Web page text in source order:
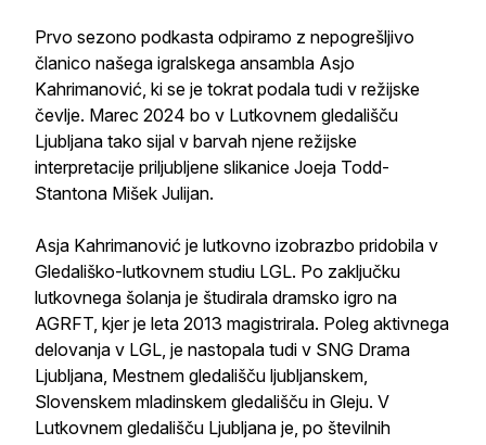
Prvo sezono podkasta odpiramo z nepogrešljivo
članico našega igralskega ansambla Asjo
Kahrimanović, ki se je tokrat podala tudi v režijske
čevlje. Marec 2024 bo v Lutkovnem gledališču
Ljubljana tako sijal v barvah njene režijske
interpretacije priljubljene slikanice Joeja Todd-
Stantona Mišek Julijan.
Asja Kahrimanović je lutkovno izobrazbo pridobila v
Gledališko-lutkovnem studiu LGL. Po zaključku
lutkovnega šolanja je študirala dramsko igro na
AGRFT, kjer je leta 2013 magistrirala. Poleg aktivnega
delovanja v LGL, je nastopala tudi v SNG Drama
Ljubljana, Mestnem gledališču ljubljanskem,
Slovenskem mladinskem gledališču in Gleju. V
Lutkovnem gledališču Ljubljana je, po številnih